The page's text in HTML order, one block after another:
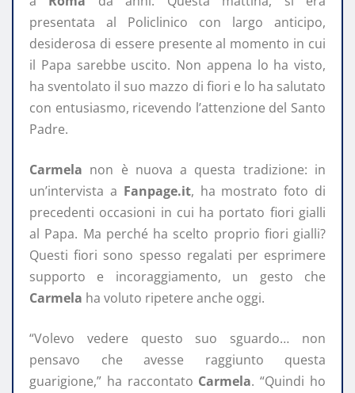
presentata al Policlinico con largo anticipo,
desiderosa di essere presente al momento in cui
il Papa sarebbe uscito. Non appena lo ha visto,
ha sventolato il suo mazzo di fiori e lo ha salutato
con entusiasmo, ricevendo l’attenzione del Santo
Padre.
Carmela non è nuova a questa tradizione: in
un’intervista a Fanpage.it, ha mostrato foto di
precedenti occasioni in cui ha portato fiori gialli
al Papa. Ma perché ha scelto proprio fiori gialli?
Questi fiori sono spesso regalati per esprimere
supporto e incoraggiamento, un gesto che
Carmela ha voluto ripetere anche oggi.
“Volevo vedere questo suo sguardo… non
pensavo che avesse raggiunto questa
guarigione,” ha raccontato Carmela. “Quindi ho